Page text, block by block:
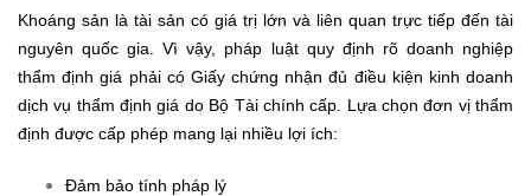
Khoáng sản là tài sản có giá trị lớn và liên quan trực tiếp đến tài
nguyên quốc gia. Vì vậy, pháp luật quy định rõ doanh nghiệp
thẩm định giá phải có Giấy chứng nhận đủ điều kiện kinh doanh
dịch vụ thẩm định giá do Bộ Tài chính cấp. Lựa chọn đơn vị thẩm
định được cấp phép mang lại nhiều lợi ích:
Đảm bảo tính pháp lý